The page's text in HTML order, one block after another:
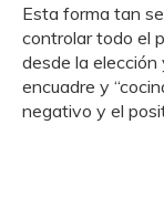
Esta forma tan
controlar todo el
desde la elección
encuadre y
negativo y el